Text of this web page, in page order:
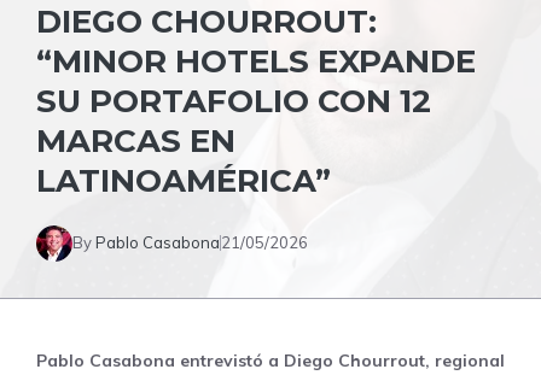
DIEGO CHOURROUT:
“MINOR HOTELS EXPANDE
SU PORTAFOLIO CON 12
MARCAS EN
LATINOAMÉRICA”
ByPablo Casabona21/05/2026
Pablo Casabona entrevistó a Diego Chourrout, regional